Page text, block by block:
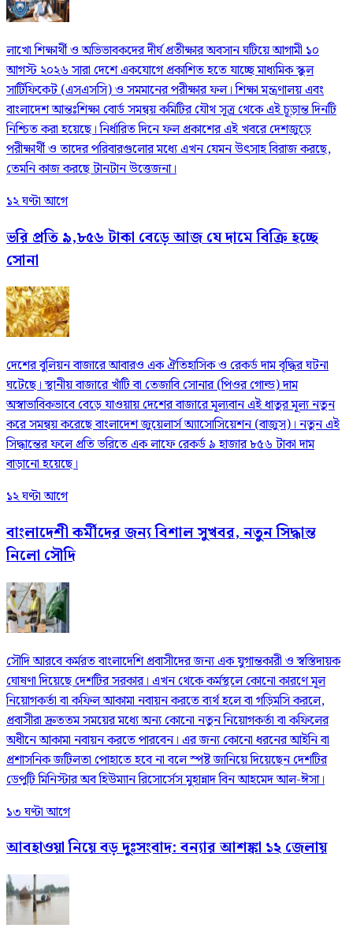
লাখো শিক্ষার্থী ও অভিভাবকদের দীর্ঘ প্রতীক্ষার অবসান ঘটিয়ে আগামী ১০
আগস্ট ২০২৬ সারা দেশে একযোগে প্রকাশিত হতে যাচ্ছে মাধ্যমিক স্কুল
সার্টিফিকেট (এসএসসি) ও সমমানের পরীক্ষার ফল। শিক্ষা মন্ত্রণালয় এবং
বাংলাদেশ আন্তঃশিক্ষা বোর্ড সমন্বয় কমিটির যৌথ সূত্র থেকে এই চূড়ান্ত দিনটি
নিশ্চিত করা হয়েছে। নির্ধারিত দিনে ফল প্রকাশের এই খবরে দেশজুড়ে
পরীক্ষার্থী ও তাদের পরিবারগুলোর মধ্যে এখন যেমন উৎসাহ বিরাজ করছে,
তেমনি কাজ করছে টানটান উত্তেজনা।
১২ ঘণ্টা আগে
ভরি প্রতি ৯,৮৫৬ টাকা বেড়ে আজ যে দামে বিক্রি হচ্ছে
সোনা
দেশের বুলিয়ন বাজারে আবারও এক ঐতিহাসিক ও রেকর্ড দাম বৃদ্ধির ঘটনা
ঘটেছে। স্থানীয় বাজারে খাঁটি বা তেজাবি সোনার (পিওর গোল্ড) দাম
অস্বাভাবিকভাবে বেড়ে যাওয়ায় দেশের বাজারে মূল্যবান এই ধাতুর মূল্য নতুন
করে সমন্বয় করেছে বাংলাদেশ জুয়েলার্স অ্যাসোসিয়েশন (বাজুস)। নতুন এই
সিদ্ধান্তের ফলে প্রতি ভরিতে এক লাফে রেকর্ড ৯ হাজার ৮৫৬ টাকা দাম
বাড়ানো হয়েছে।
১২ ঘণ্টা আগে
বাংলাদেশী কর্মীদের জন্য বিশাল সুখবর, নতুন সিদ্ধান্ত
নিলো সৌদি
সৌদি আরবে কর্মরত বাংলাদেশি প্রবাসীদের জন্য এক যুগান্তকারী ও স্বস্তিদায়ক
ঘোষণা দিয়েছে দেশটির সরকার। এখন থেকে কর্মস্থলে কোনো কারণে মূল
নিয়োগকর্তা বা কফিল আকামা নবায়ন করতে ব্যর্থ হলে বা গড়িমসি করলে,
প্রবাসীরা দ্রুততম সময়ের মধ্যে অন্য কোনো নতুন নিয়োগকর্তা বা কফিলের
অধীনে আকামা নবায়ন করতে পারবেন। এর জন্য কোনো ধরনের আইনি বা
প্রশাসনিক জটিলতা পোহাতে হবে না বলে স্পষ্ট জানিয়ে দিয়েছেন দেশটির
ডেপুটি মিনিস্টার অব হিউম্যান রিসোর্সেস মুহান্নাদ বিন আহমেদ আল-ঈসা।
১৩ ঘণ্টা আগে
আবহাওয়া নিয়ে বড় দুঃসংবাদ: বন্যার আশঙ্কা ১২ জেলায়